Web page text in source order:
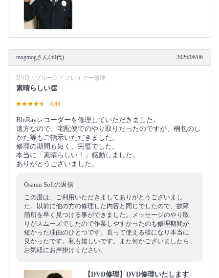
mogmogさん(50代) 2026/06/06
DVD・ブルーレイプレイヤー修理
素晴らしい👏
4.80
BluRayレコーダーを修理していただきました。
遠方なので、宅配便でのやり取りだったのですが、梱包のし
かた等もご指示いただきました。
修理の期間も短く、完璧でした。
本当に「素晴らしい！」感動しました。
ありがとうございました。
Osanai Softの返信
この度は、ご利用いただきましてありがとうございまし
た。以前に他の方の修理した内容と同じでしたので、故障
箇所を早く見つける事ができました。メッセージのやり取
りがスムーズでしたので作業しやすかったのも修理期間が
短かった理由のひとつです。直って使える様になり本当に
良かったです。私も嬉しいです。また何かございましたら
お気軽にお声掛けください。
【DVD修理】DVD修理いたします